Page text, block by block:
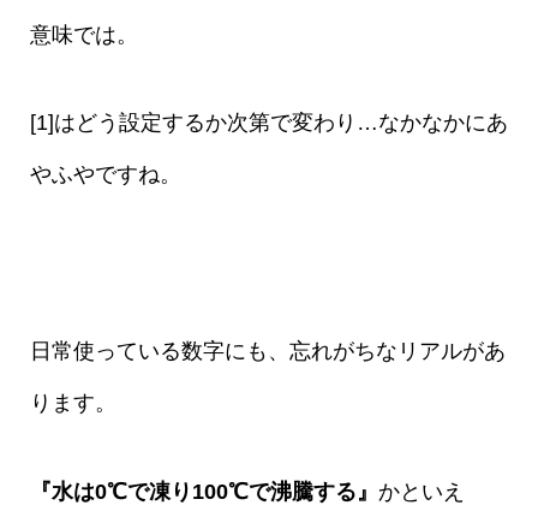
意味では。
[1]はどう設定するか次第で変わり…なかなかにあ
やふやですね。
日常使っている数字にも、忘れがちなリアルがあ
ります。
『水は0℃で凍り100℃で沸騰する』 かといえ